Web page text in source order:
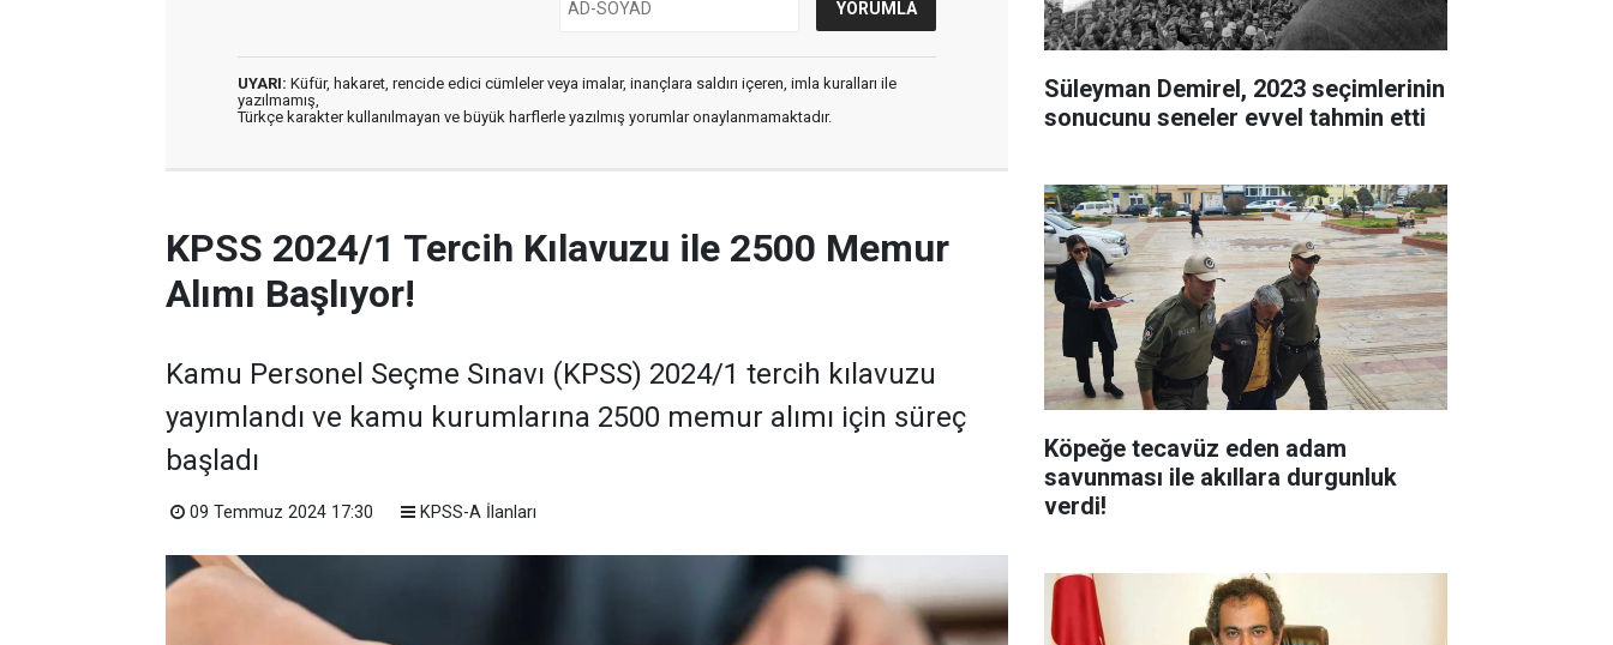
UYARI: Küfür, hakaret, rencide edici cümleler veya imalar, inançlara saldırı içeren, imla kuralları ile
yazılmamış,
Türkçe karakter kullanılmayan ve büyük harflerle yazılmış yorumlar onaylanmamaktadır.
KPSS 2024/1 Tercih Kılavuzu ile 2500 Memur
Alımı Başlıyor!
Kamu Personel Seçme Sınavı (KPSS) 2024/1 tercih kılavuzu
yayımlandı ve kamu kurumlarına 2500 memur alımı için süreç
başladı
09 Temmuz 2024 17:30 KPSS-A İlanları
Süleyman Demirel, 2023 seçimlerinin
sonucunu seneler evvel tahmin etti
Köpeğe tecavüz eden adam
savunması ile akıllara durgunluk
verdi!